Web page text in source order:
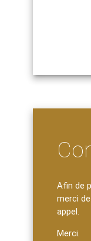
Afin de
merci
appel.
Merci.